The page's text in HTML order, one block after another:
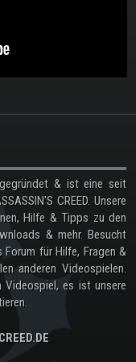
gegründet & ist eine seit
CREED. Unsere
Hilfe & Tipps zu den
& mehr. Besucht
für Hilfe, Fragen &
anderen Videospielen.
Videospiel, es ist unsere